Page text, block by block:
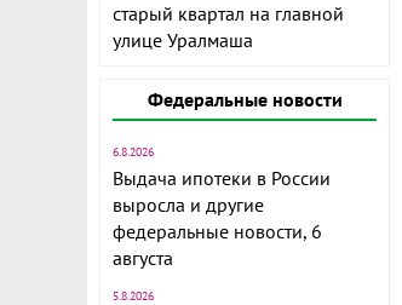
старый квартал на главной
улице Уралмаша
Федеральные новости
6.8.2026
Выдача ипотеки в России
выросла и другие
федеральные новости, 6
августа
5.8.2026